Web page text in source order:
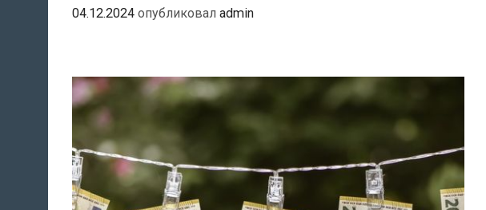
04.12.2024 опубликовал admin